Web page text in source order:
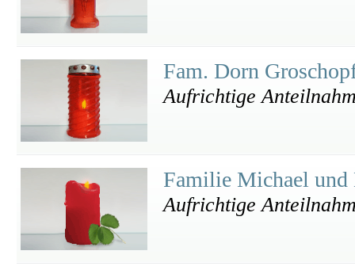
Fam. Dorn
Aufrichtige
Familie Michael
Aufrichtige